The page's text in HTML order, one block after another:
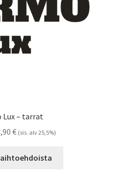
Lux – tarrat
€Hintaluokka:
-
(sis. alv 25,5%)